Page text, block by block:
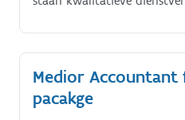
daarin essentieel.
Medior Accountant
pacakge